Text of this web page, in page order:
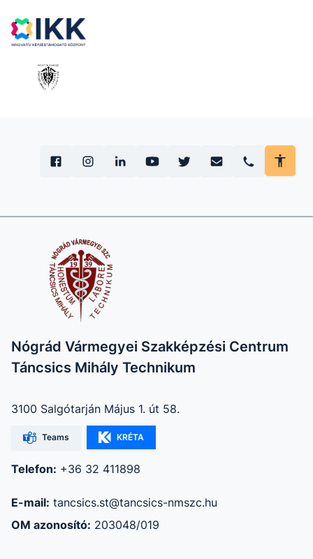
Nógrád Vármegyei Szakképzési Centrum
Táncsics Mihály Technikum
3100 Salgótarján Május 1. út 58.
Teams KRÉTA
Telefon: +36 32 411898
E-mail: tancsics.st@tancsics-nmszc.hu
OM azonosító: 203048/019